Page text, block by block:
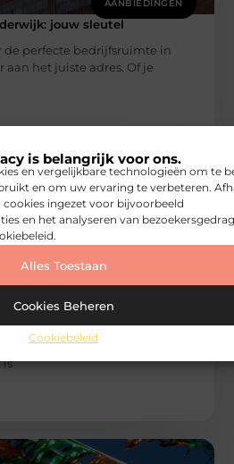
is belangrijk voor ons.
en vergelijkbare technologieën om te
en om uw ervaring te verbeteren.
ingezet voor bijvoorbeeld
en het analyseren van
Alles Toestaan
Cookies Beheren
Cookiebeleid
AANBIEDINGEN
jouw sleutel
de perfecte bedrijfsruimte in
het juiste adres. Of je
strategieën
dat vaak over het
als je denkt aan
is